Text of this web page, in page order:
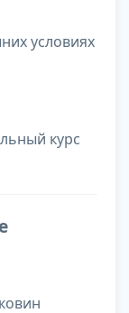
условиях
курс